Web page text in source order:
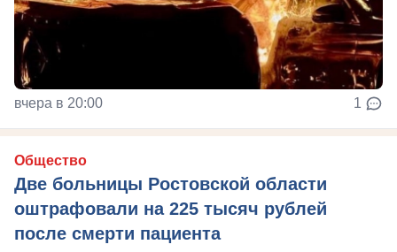
вчера в 20:00 1
Общество
Две больницы Ростовской области
оштрафовали на 225 тысяч рублей
после смерти пациента